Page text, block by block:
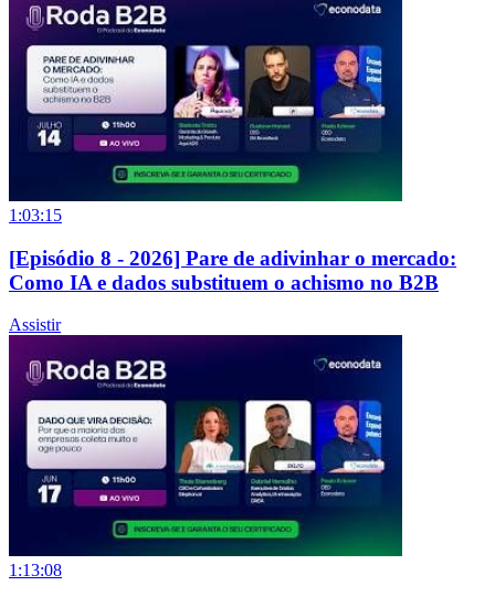
1:03:15
[Episódio 8 - 2026] Pare de adivinhar o mercado:
Como IA e dados substituem o achismo no B2B
Assistir
1:13:08